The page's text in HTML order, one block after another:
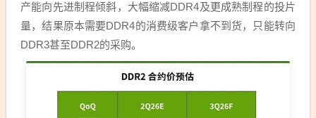
产能向先进制程倾斜，大幅缩减DDR4及更成熟制程的投片
量，结果原本需要DDR4的消费级客户拿不到货，只能转向
DDR3甚至DDR2的采购。